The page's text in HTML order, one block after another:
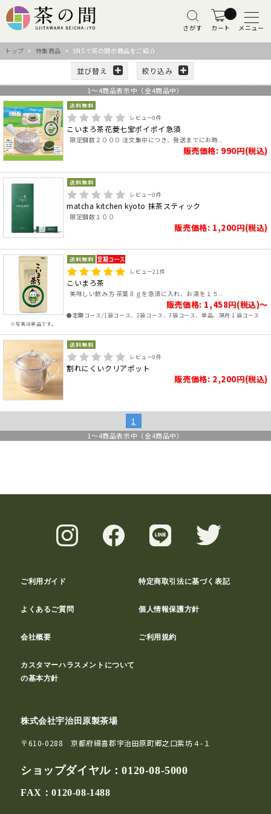
さがす カート メニュー
トップ > 特集商品 > SNSで茶の間の商品をご紹介
並び替え 絞り込み
1 ～4商品表示中（全4商品中）
レビュー0件
こいまろ茶花菱七宝ポイポイ急須
限定個数２０００ 注文集中につき、発送までにお時..
販売価格: 990円(税込)
レビュー0件
matcha kitchen kyoto 抹茶スティック
限定個数１００
販売価格: 1,200円(税込)
※写真は単品です。
レビュー21件
こいまろ茶
美味しい飲み方 茶葉８ｇを急須に入れ、お湯を１５..
販売価格: 1,458円(税込)～
●定期コース/1袋コース、2袋コース、3袋コース、単品、隔月１袋コース
レビュー0件
割れにくいクリアポット
販売価格: 2,200円(税込)
1
1 ～4商品表示中（全4商品中）
ご利用ガイド 特定商取引法に基づく表記
よくあるご質問 個人情報保護方針
会社概要 ご利用規約
カスタマーハラスメントについて
の基本方針
株式会社宇治田原製茶場
〒610-0288 京都府綴喜郡宇治田原町郷之口紫坊４-１
ショップダイヤル：0120-08-5000
FAX：0120-08-1488